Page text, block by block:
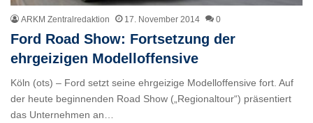
ARKM Zentralredaktion 17. November 2014 0
Ford Road Show: Fortsetzung der
ehrgeizigen Modelloffensive
Köln (ots) – Ford setzt seine ehrgeizige Modelloffensive fort. Auf
der heute beginnenden Road Show („Regionaltour“) präsentiert
das Unternehmen an…